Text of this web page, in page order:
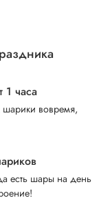
1 часа
вовремя,
есть шары на день